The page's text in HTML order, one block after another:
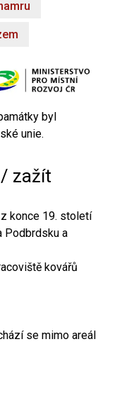
byl
unie.
zažít
konce 19. století
Podbrdsku a
kovářů
se mimo areál